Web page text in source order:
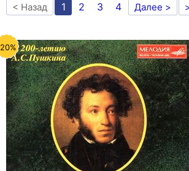
< Назад 1 2 3 4 Далее >